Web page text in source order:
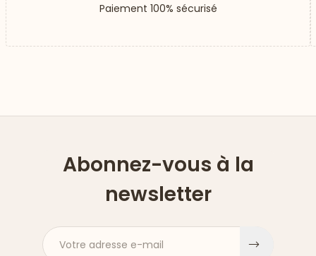
Paiement 100% sécurisé
Abonnez-vous à la
newsletter
Votre adresse e-mail